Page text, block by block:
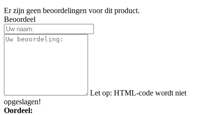
Er zijn geen beoordelingen voor dit product.
Beoordeel
Let op: HTML-code wordt niet
opgeslagen!
Oordeel: